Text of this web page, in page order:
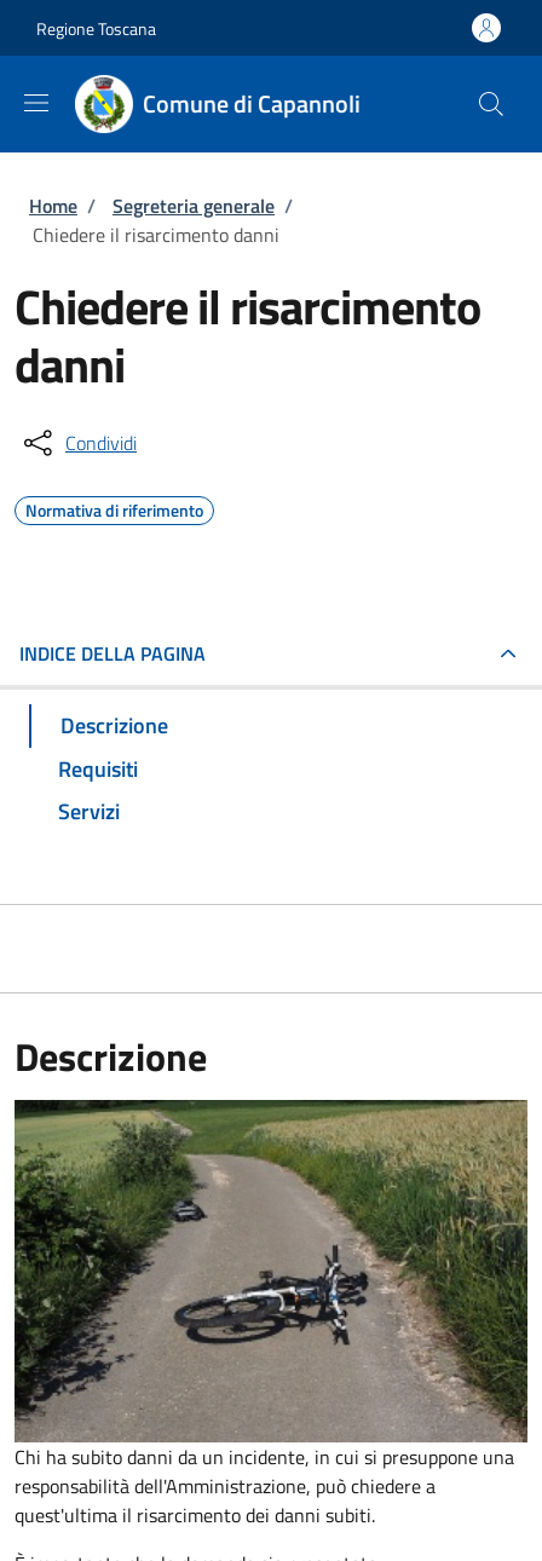
Regione Toscana
Comune di Capannoli
Briciole di pane
Home / Segreteria generale /
Chiedere il risarcimento danni
Chiedere il risarcimento
danni
Condividi
Normativa di riferimento
INDICE DELLA PAGINA
Descrizione
Requisiti
Servizi
Descrizione
Chi ha subito danni da un incidente, in cui si presuppone una
responsabilità dell'Amministrazione, può chiedere a
quest'ultima il risarcimento dei danni subiti.